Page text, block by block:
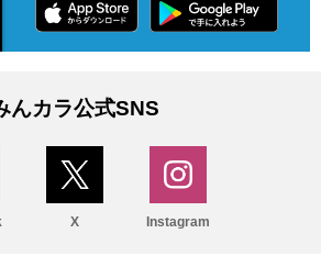
んカラ公式SNS
X Instagram